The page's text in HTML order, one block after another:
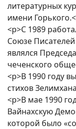
литературных
имени
<p>С 1989
Союзе
являлся
чеченского
<p>В 1990 году
стихов
<p>В мае 1990
Вайнахскую
которой было